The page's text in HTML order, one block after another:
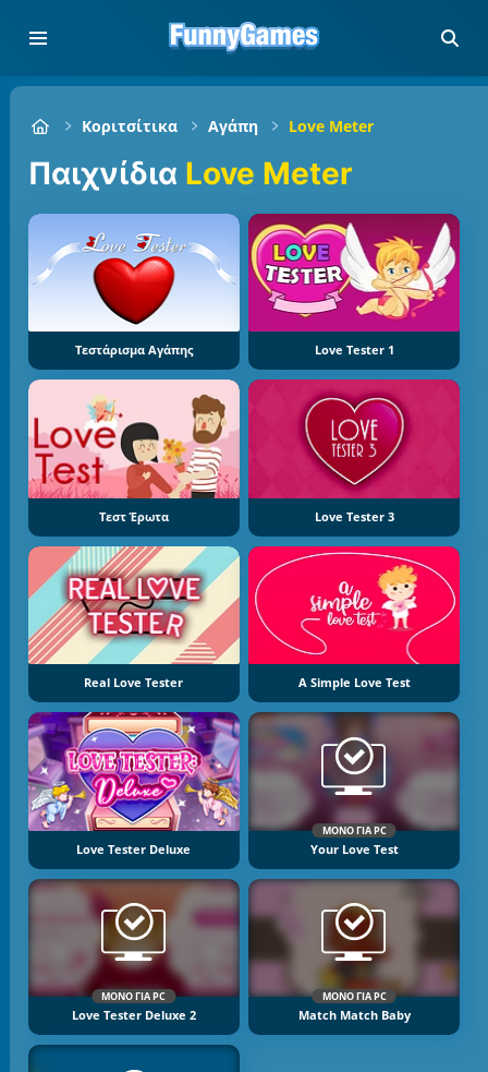
Κοριτσίτικα Αγάπη Love Meter
Παιχνίδια Love Meter
Τεστάρισμα Αγάπης Love Tester 1
Τεστ Έρωτα Love Tester 3
Real Love Tester A Simple Love Test
Love Tester Deluxe
ΜΌΝΟ ΓΙΑ PC
Your Love Test
ΜΌΝΟ ΓΙΑ PC
Love Tester Deluxe 2
ΜΌΝΟ ΓΙΑ PC
Match Match Baby